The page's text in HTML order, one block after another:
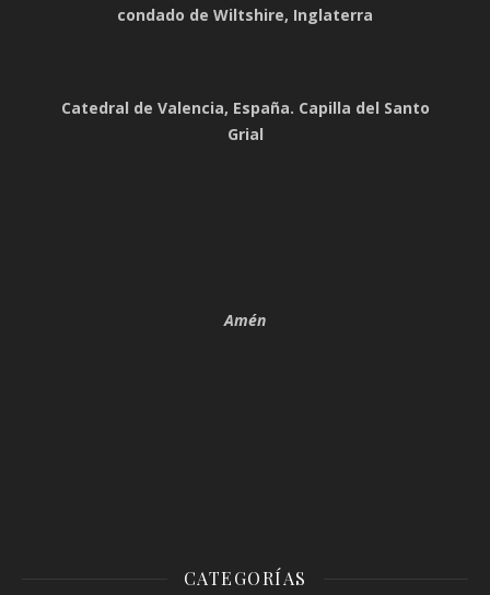
condado de Wiltshire, Inglaterra
Catedral de Valencia, España. Capilla del Santo
Grial
Amén
CATEGORÍAS